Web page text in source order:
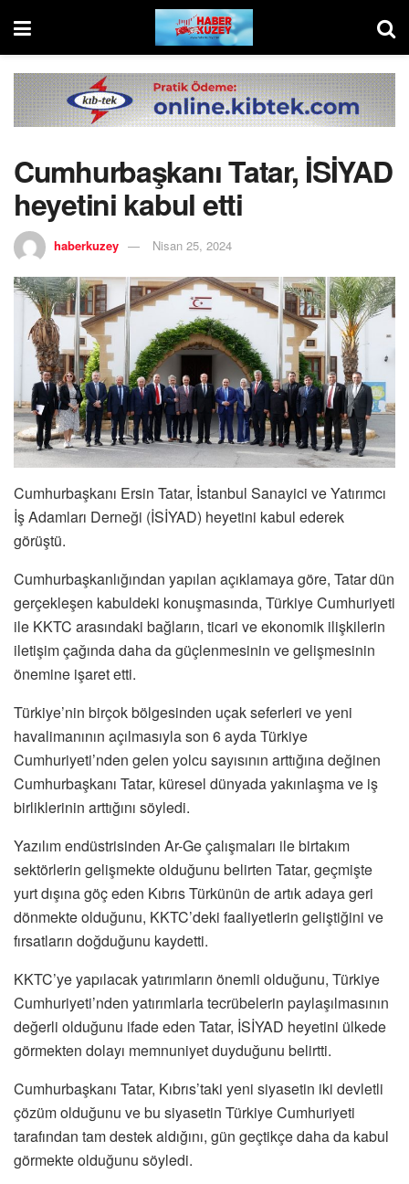
Cumhurbaşkanı Tatar, İSİYAD
heyetini kabul etti
haberkuzey Nisan 25, 2024
Cumhurbaşkanı Ersin Tatar, İstanbul Sanayici ve Yatırımcı
İş Adamları Derneği (İSİYAD) heyetini kabul ederek
görüştü.
Cumhurbaşkanlığından yapılan açıklamaya göre, Tatar dün
gerçekleşen kabuldeki konuşmasında, Türkiye Cumhuriyeti
ile KKTC arasındaki bağların, ticari ve ekonomik ilişkilerin
iletişim çağında daha da güçlenmesinin ve gelişmesinin
önemine işaret etti.
Türkiye’nin birçok bölgesinden uçak seferleri ve yeni
havalimanının açılmasıyla son 6 ayda Türkiye
Cumhuriyeti’nden gelen yolcu sayısının arttığına değinen
Cumhurbaşkanı Tatar, küresel dünyada yakınlaşma ve iş
birliklerinin arttığını söyledi.
Yazılım endüstrisinden Ar-Ge çalışmaları ile birtakım
sektörlerin gelişmekte olduğunu belirten Tatar, geçmişte
yurt dışına göç eden Kıbrıs Türkünün de artık adaya geri
dönmekte olduğunu, KKTC’deki faaliyetlerin geliştiğini ve
fırsatların doğduğunu kaydetti.
KKTC’ye yapılacak yatırımların önemli olduğunu, Türkiye
Cumhuriyeti’nden yatırımlarla tecrübelerin paylaşılmasının
değerli olduğunu ifade eden Tatar, İSİYAD heyetini ülkede
görmekten dolayı memnuniyet duyduğunu belirtti.
Cumhurbaşkanı Tatar, Kıbrıs’taki yeni siyasetin iki devletli
çözüm olduğunu ve bu siyasetin Türkiye Cumhuriyeti
tarafından tam destek aldığını, gün geçtikçe daha da kabul
görmekte olduğunu söyledi.